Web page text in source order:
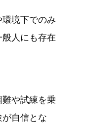
境下でのみ
人にも存在
や試練を乗
が自信とな